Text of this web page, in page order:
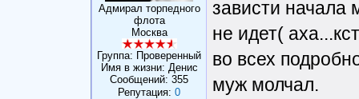
Адмирал торпедного
флота
Москва
Группа: Проверенный
Имя в жизни: Денис
Сообщений: 355
Репутация: 0
зависти начала
не идет(
во всех
муж молчал.